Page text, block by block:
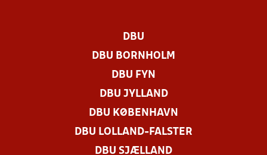
DBU
DBU BORNHOLM
DBU FYN
DBU JYLLAND
DBU KØBENHAVN
DBU LOLLAND-FALSTER
DBU SJÆLLAND